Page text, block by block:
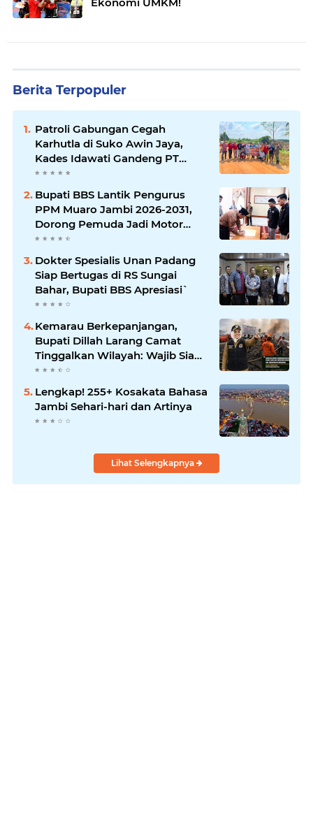
Berita Terpopuler
Patroli Gabungan Cegah
Karhutla di Suko Awin Jaya,
Kades Idawati Gandeng PT
BBB-S, TNI dan BPD
Bupati BBS Lantik Pengurus
PPM Muaro Jambi 2026-2031,
Dorong Pemuda Jadi Motor
Perubahan
Dokter Spesialis Unan Padang
Siap Bertugas di RS Sungai
Bahar, Bupati BBS Apresiasi`
Kemarau Berkepanjangan,
Bupati Dillah Larang Camat
Tinggalkan Wilayah: Wajib Siaga
Hadapi Karhutla dan Kebakaran
Permukiman
Lengkap! 255+ Kosakata Bahasa
Jambi Sehari-hari dan Artinya
Lihat Selengkapnya